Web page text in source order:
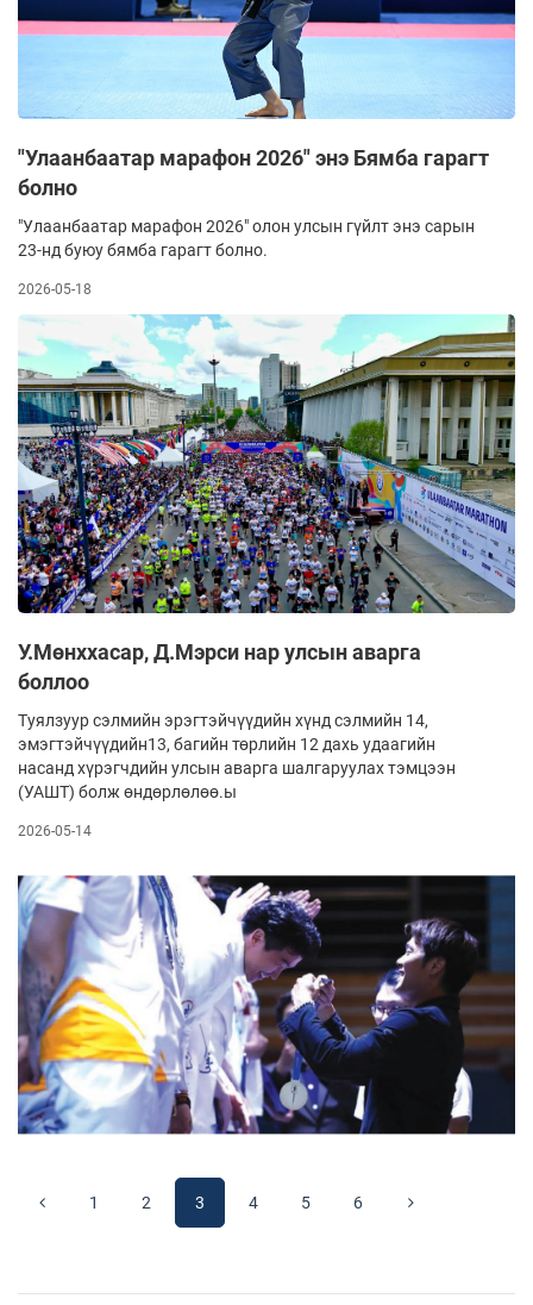
"Улаанбаатар марафон 2026" энэ Бямба гарагт
болно
"Улаанбаатар марафон 2026" олон улсын гүйлт энэ сарын
23-нд буюу бямба гарагт болно.
2026-05-18
У.Мөнххасар, Д.Мэрси нар улсын аварга
боллоо
Туялзуур сэлмийн эрэгтэйчүүдийн хүнд сэлмийн 14,
эмэгтэйчүүдийн13, багийн төрлийн 12 дахь удаагийн
насанд хүрэгчдийн улсын аварга шалгаруулах тэмцээн
(УАШТ) болж өндөрлөлөө.ы
2026-05-14
1 2 3 4 5 6